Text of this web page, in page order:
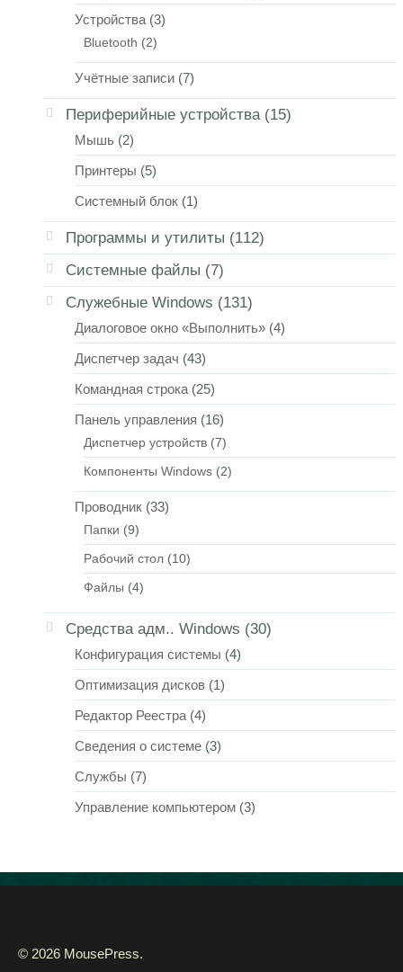
Устройства (3)
Bluetooth (2)
Учётные записи (7)
Периферийные устройства(15)
Мышь (2)
Принтеры (5)
Системный блок (1)
Программы и утилиты (112)
Системные файлы (7)
Служебные Windows (131)
Диалоговое окно «Выполнить» (4)
Диспетчер задач (43)
Командная строка (25)
Панель управления (16)
Диспетчер устройств (7)
Компоненты Windows (2)
Проводник (33)
Папки (9)
Рабочий стол (10)
Файлы (4)
Средства адм.. Windows (30)
Конфигурация системы (4)
Оптимизация дисков (1)
Редактор Реестра (4)
Сведения о системе (3)
Службы (7)
Управление компьютером (3)
© 2026 MousePress.